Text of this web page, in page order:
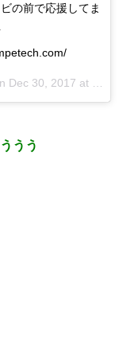
の前で応援してま
Dec 30, 2017 at 3:13am PST
うう